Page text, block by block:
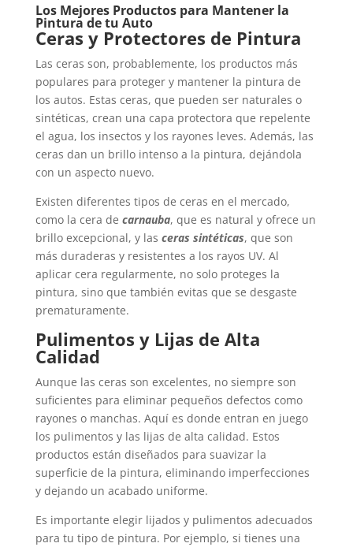
Los Mejores Productos para Mantener la
Pintura de tu Auto
Ceras y Protectores de Pintura
Las ceras son, probablemente, los productos más
populares para proteger y mantener la pintura de
los autos. Estas ceras, que pueden ser naturales o
sintéticas, crean una capa protectora que repelente
el agua, los insectos y los rayones leves. Además, las
ceras dan un brillo intenso a la pintura, dejándola
con un aspecto nuevo.
Existen diferentes tipos de ceras en el mercado,
como la cera de carnauba, que es natural y ofrece un
brillo excepcional, y las ceras sintéticas, que son
más duraderas y resistentes a los rayos UV. Al
aplicar cera regularmente, no solo proteges la
pintura, sino que también evitas que se desgaste
prematuramente.
Pulimentos y Lijas de Alta
Calidad
Aunque las ceras son excelentes, no siempre son
suficientes para eliminar pequeños defectos como
rayones o manchas. Aquí es donde entran en juego
los pulimentos y las lijas de alta calidad. Estos
productos están diseñados para suavizar la
superficie de la pintura, eliminando imperfecciones
y dejando un acabado uniforme.
Es importante elegir lijados y pulimentos adecuados
para tu tipo de pintura. Por ejemplo, si tienes una